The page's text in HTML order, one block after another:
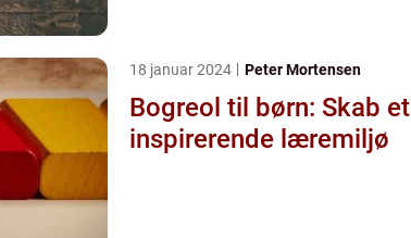
18 januar 2024 Peter Mortensen
Bogreol til børn: Skab et
inspirerende læremiljø